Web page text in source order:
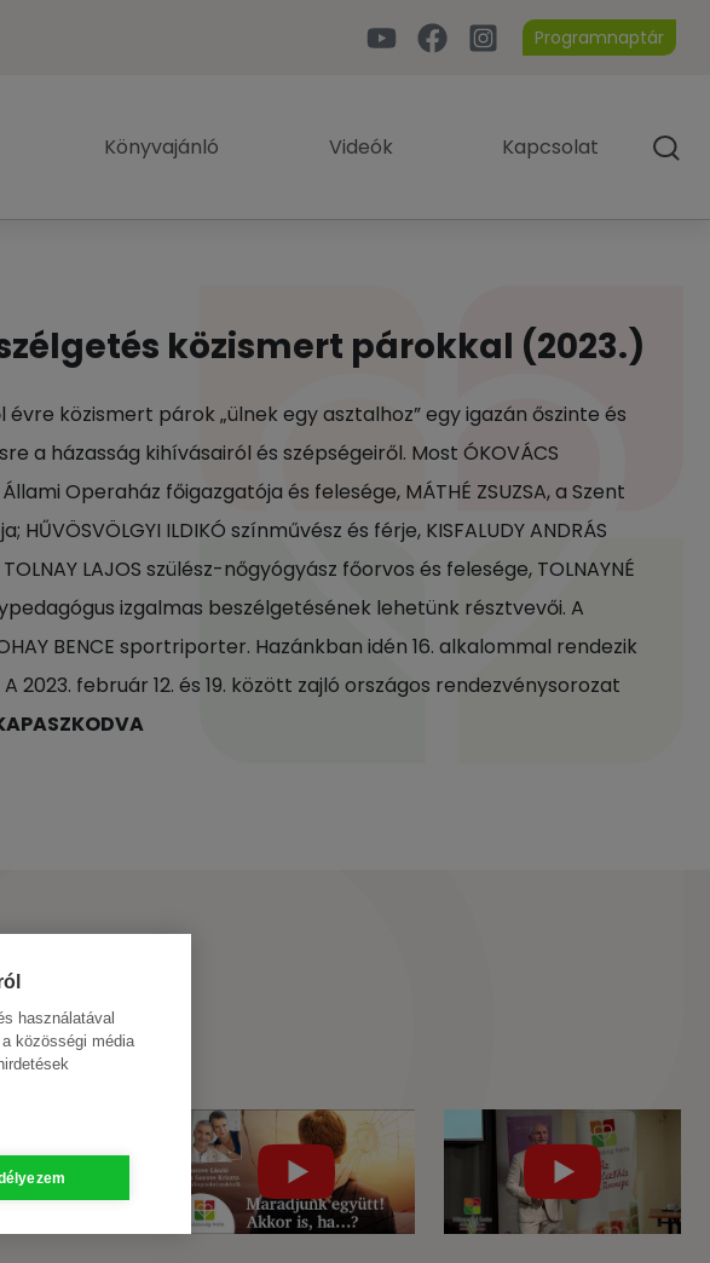
Programnaptár
Könyvajánló Videók Kapcsolat
közismert párokkal (2023.)
közismert párok „ülnek egy asztalhoz” egy igazán őszinte és
a házasság kihívásairól és szépségeiről. Most ÓKOVÁCS
Állami Operaház főigazgatója és felesége, MÁTHÉ ZSUZSA, a Szent
ILDIKÓ színművész és férje, KISFALUDY ANDRÁS
LAJOS szülész-nőgyógyász főorvos és felesége, TOLNAYNÉ
izgalmas beszélgetésének lehetünk résztvevői. A
BENCE sportriporter. Hazánkban idén 16. alkalommal rendezik
2023. február 12. és 19. között zajló országos rendezvénysorozat
használatával
közösségi média